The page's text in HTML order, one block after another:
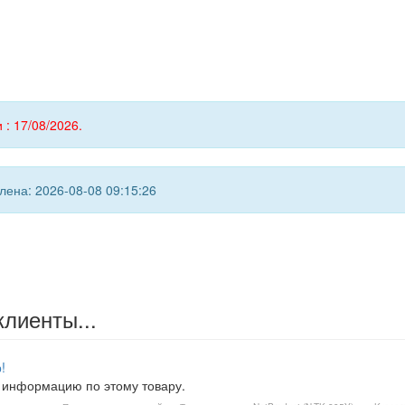
: 17/08/2026.
2026-08-08 09:15:26
по этому товару.